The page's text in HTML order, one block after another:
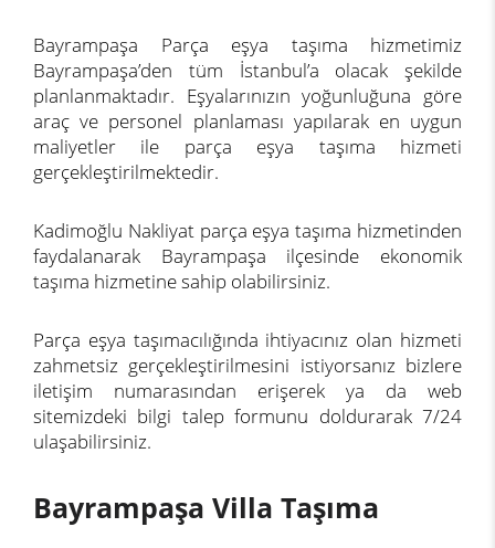
Bayrampaşa Parça eşya taşıma hizmetimiz
Bayrampaşa’den tüm İstanbul’a olacak şekilde
planlanmaktadır. Eşyalarınızın yoğunluğuna göre
araç ve personel planlaması yapılarak en uygun
maliyetler ile parça eşya taşıma hizmeti
gerçekleştirilmektedir.
Kadimoğlu Nakliyat parça eşya taşıma hizmetinden
faydalanarak Bayrampaşa ilçesinde ekonomik
taşıma hizmetine sahip olabilirsiniz.
Parça eşya taşımacılığında ihtiyacınız olan hizmeti
zahmetsiz gerçekleştirilmesini istiyorsanız bizlere
iletişim numarasından erişerek ya da web
sitemizdeki bilgi talep formunu doldurarak 7/24
ulaşabilirsiniz.
Bayrampaşa Villa Taşıma